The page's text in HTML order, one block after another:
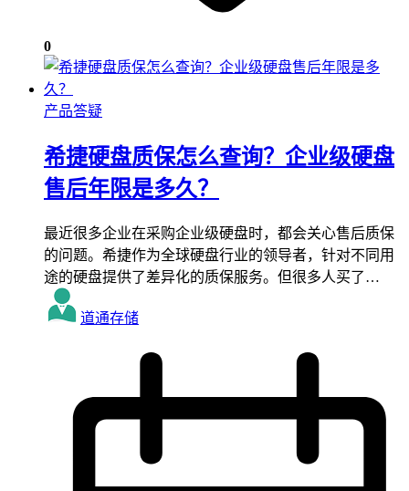
0
产品答疑
希捷硬盘质保怎么查询？企业级硬盘
售后年限是多久？
最近很多企业在采购企业级硬盘时，都会关心售后质保
的问题。希捷作为全球硬盘行业的领导者，针对不同用
途的硬盘提供了差异化的质保服务。但很多人买了…
道通存储